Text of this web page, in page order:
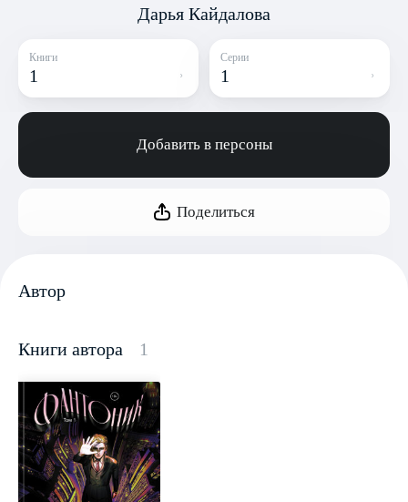
Дарья Кайдалова
Книги
1
Серии
1
Добавить в персоны
Поделиться
Автор
Книги автора 1